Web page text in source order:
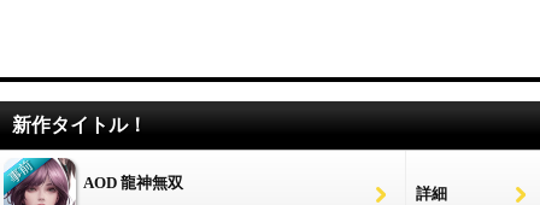
新作タイトル！
AOD 龍神無双
詳細